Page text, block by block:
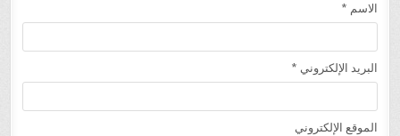
الاسم *
البريد الإلكتروني *
الموقع الإلكتروني